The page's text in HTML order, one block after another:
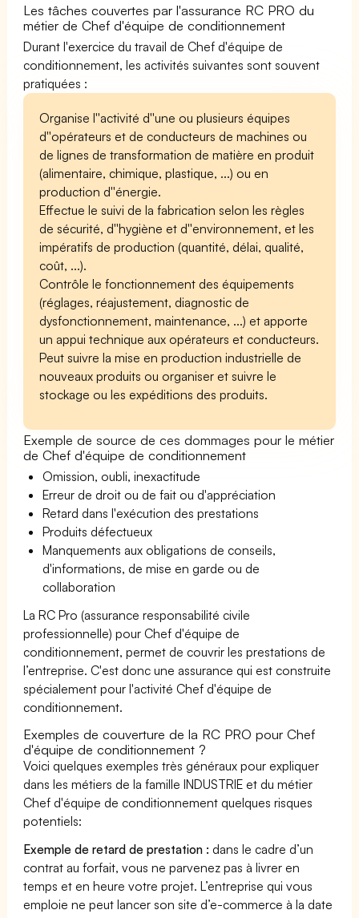
Les tâches couvertes par l'assurance RC PRO du
métier de Chef d'équipe de conditionnement
Durant l'exercice du travail de Chef d'équipe de
conditionnement, les activités suivantes sont souvent
pratiquées :
Organise l''activité d''une ou plusieurs équipes
d''opérateurs et de conducteurs de machines ou
de lignes de transformation de matière en produit
(alimentaire, chimique, plastique, ...) ou en
production d''énergie.
Effectue le suivi de la fabrication selon les règles
de sécurité, d''hygiène et d''environnement, et les
impératifs de production (quantité, délai, qualité,
coût, ...).
Contrôle le fonctionnement des équipements
(réglages, réajustement, diagnostic de
dysfonctionnement, maintenance, ...) et apporte
un appui technique aux opérateurs et conducteurs.
Peut suivre la mise en production industrielle de
nouveaux produits ou organiser et suivre le
stockage ou les expéditions des produits.
Exemple de source de ces dommages pour le métier
de Chef d'équipe de conditionnement
Omission, oubli, inexactitude
Erreur de droit ou de fait ou d'appréciation
Retard dans l'exécution des prestations
Produits défectueux
Manquements aux obligations de conseils,
d'informations, de mise en garde ou de
collaboration
La RC Pro (assurance responsabilité civile
professionnelle) pour Chef d'équipe de
conditionnement, permet de couvrir les prestations de
l’entreprise. C'est donc une assurance qui est construite
spécialement pour l'activité Chef d'équipe de
conditionnement.
Exemples de couverture de la RC PRO pour Chef
d'équipe de conditionnement ?
Voici quelques exemples très généraux pour expliquer
dans les métiers de la famille INDUSTRIE et du métier
Chef d'équipe de conditionnement quelques risques
potentiels:
Exemple de retard de prestation : dans le cadre d’un
contrat au forfait, vous ne parvenez pas à livrer en
temps et en heure votre projet. L’entreprise qui vous
emploie ne peut lancer son site d’e-commerce à la date